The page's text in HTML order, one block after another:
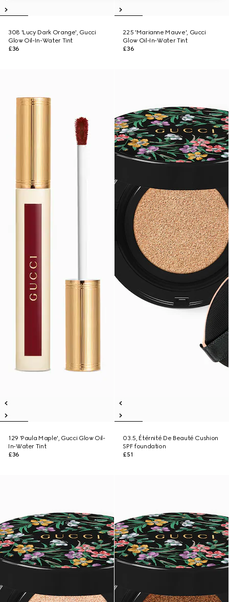
308 'Lucy Dark Orange', Gucci
Glow Oil-In-Water Tint
£36
225 'Marianne Mauve', Gucci
Glow Oil-In-Water Tint
£36
129 'Paula Maple', Gucci Glow Oil-
In-Water Tint
£36
03.5, Étérnité De Beauté Cushion
SPF foundation
£51